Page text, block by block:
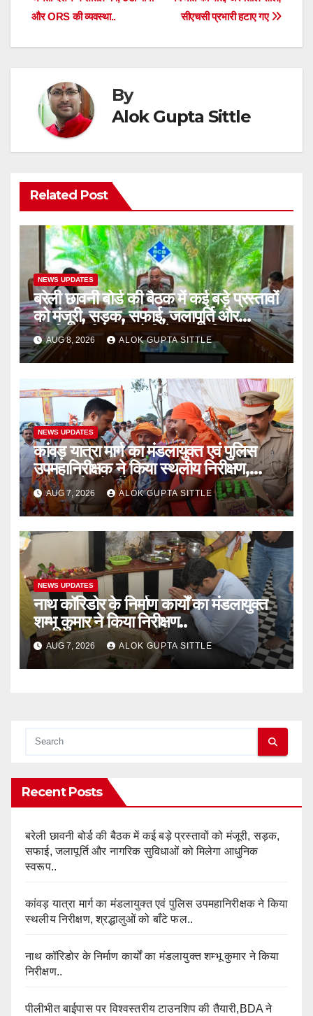
o
o
p
p
navigation
सीएचसी प्रभारी हटाए गए
और ORS की व्यवस्था..
By
Alok Gupta Sittle
Related Post
NEWS UPDATES
बरेली छावनी बोर्ड की बैठक में कई बड़े प्रस्तावों
को मंजूरी, सड़क, सफाई, जलापूर्ति और
नागरिक सुविधाओं को मिलेगा आधुनिक
स्वरूप..
AUG 8, 2026 ALOK GUPTA SITTLE
NEWS UPDATES
कांवड़ यात्रा मार्ग का मंडलायुक्त एवं पुलिस
उपमहानिरीक्षक ने किया स्थलीय निरीक्षण,
श्रद्धालुओं को बाँटे फल..
AUG 7, 2026 ALOK GUPTA SITTLE
NEWS UPDATES
नाथ कॉरिडोर के निर्माण कार्यों का मंडलायुक्त
शम्भू कुमार ने किया निरीक्षण..
AUG 7, 2026 ALOK GUPTA SITTLE
Recent Posts
बरेली छावनी बोर्ड की बैठक में कई बड़े प्रस्तावों को मंजूरी, सड़क,
सफाई, जलापूर्ति और नागरिक सुविधाओं को मिलेगा आधुनिक
स्वरूप..
कांवड़ यात्रा मार्ग का मंडलायुक्त एवं पुलिस उपमहानिरीक्षक ने किया
स्थलीय निरीक्षण, श्रद्धालुओं को बाँटे फल..
नाथ कॉरिडोर के निर्माण कार्यों का मंडलायुक्त शम्भू कुमार ने किया
निरीक्षण..
पीलीभीत बाईपास पर विश्वस्तरीय टाउनशिप की तैयारी,BDA ने